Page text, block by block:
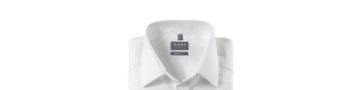
Bildergalerie überspringen